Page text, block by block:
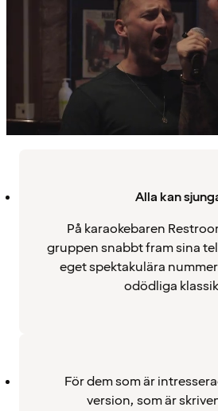
Alla kan
På karaokebaren
gruppen snabbt fram sina
eget spektakulära
odödliga
För dem som är
version, som är